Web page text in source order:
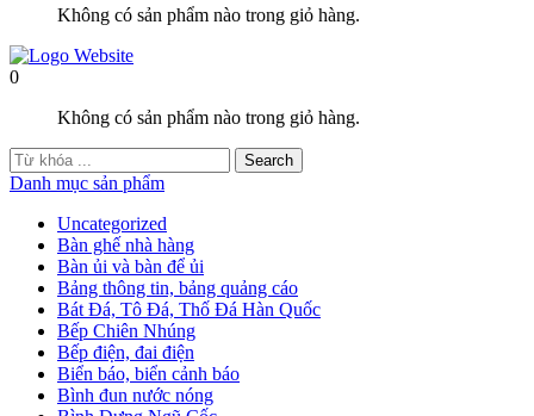
Không có sản phẩm nào trong giỏ hàng.
0
Không có sản phẩm nào trong giỏ hàng.
Danh mục sản phẩm
Uncategorized
Bàn ghế nhà hàng
Bàn ủi và bàn để ủi
Bảng thông tin, bảng quảng cáo
Bát Đá, Tô Đá, Thố Đá Hàn Quốc
Bếp Chiên Nhúng
Bếp điện, đai điện
Biển báo, biển cảnh báo
Bình đun nước nóng